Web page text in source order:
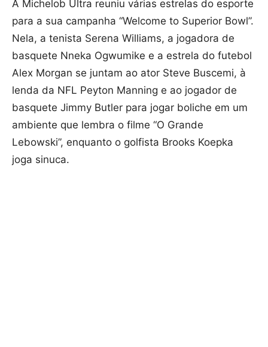
A Michelob Ultra reuniu várias estrelas do esporte
para a sua campanha “Welcome to Superior Bowl”.
Nela, a tenista Serena Williams, a jogadora de
basquete Nneka Ogwumike e a estrela do futebol
Alex Morgan se juntam ao ator Steve Buscemi, à
lenda da NFL Peyton Manning e ao jogador de
basquete Jimmy Butler para jogar boliche em um
ambiente que lembra o filme “O Grande
Lebowski”, enquanto o golfista Brooks Koepka
joga sinuca.